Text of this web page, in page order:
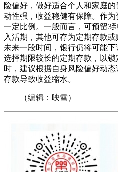
险偏好，做好适合个人和家庭
动性强，收益稳健有保障。作
一定比例。一般而言，可预留3
入活期，其他可存为定期存款或
未来一段时间，银行仍将可能
选择期限较长的定期存款，以
时，建议根据自身风险偏好动
存款导致收益缩水。
（编辑：映雪）